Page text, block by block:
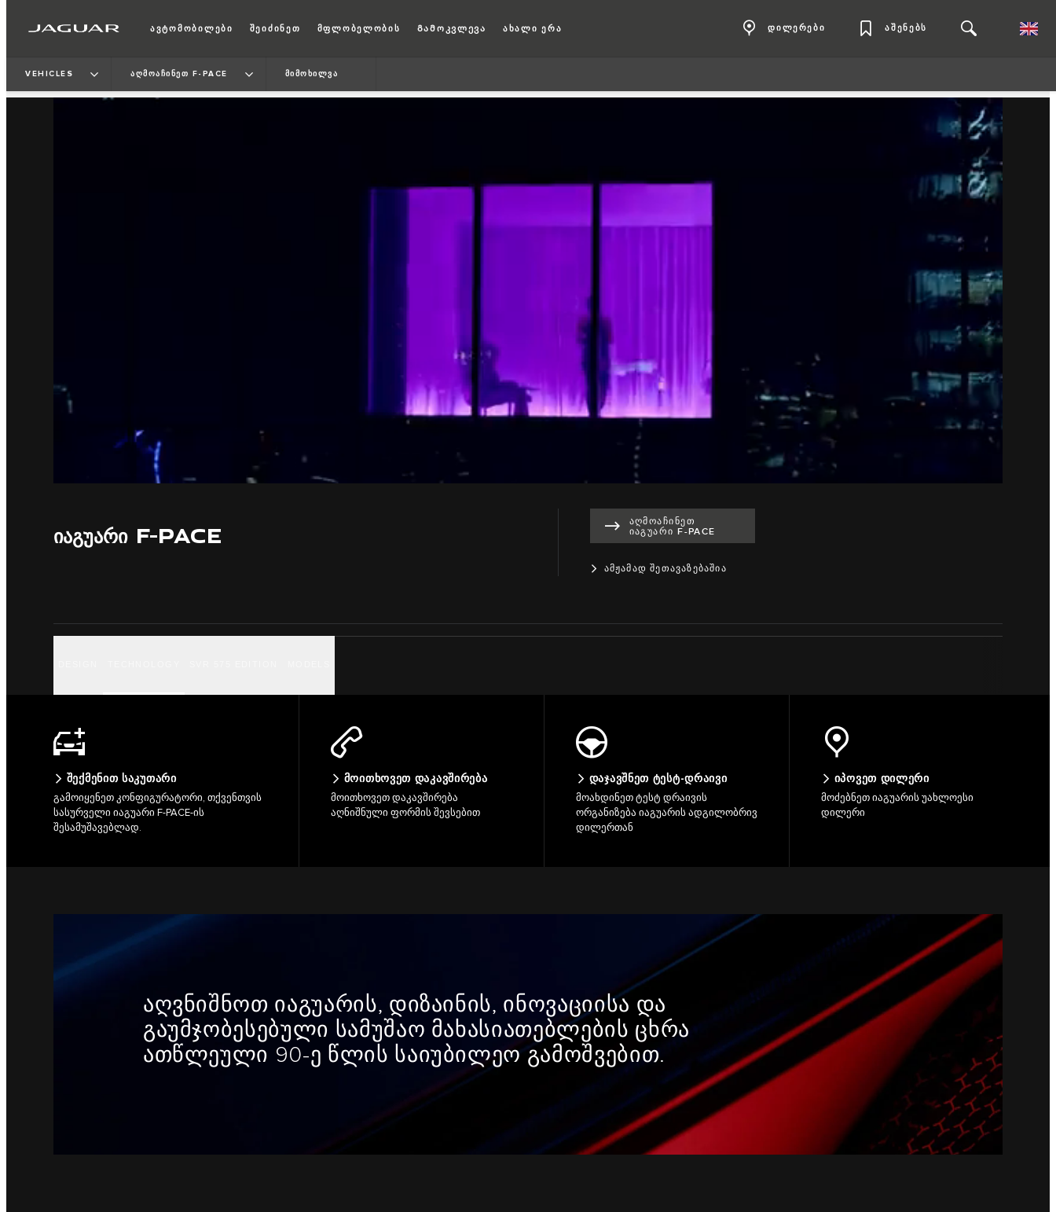
ავტომობილები შეიძინეთ მფლობელობის Გამოკვლევა ახალი ერა დილერები აშენებს
VEHICLES ᲐᲦᲛᲝᲐᲩᲘᲜᲔᲗ F-PACE ᲛᲘᲛᲝᲮᲘᲚᲕᲐ
ᲘᲐᲒᲣᲐᲠᲘ F-PACE
ᲐᲦᲛᲝᲐᲩᲘᲜᲔᲗ
ᲘᲐᲒᲣᲐᲠᲘ F-PACE
ᲐᲛᲟᲐᲛᲐᲓ ᲨᲔᲗᲐᲕᲐᲖᲔᲑᲐᲨᲘᲐ
ᲨᲔᲥᲛᲔᲜᲘᲗ ᲡᲐᲙᲣᲗᲐᲠᲘ
გამოიყენეთ კონფიგურატორი, თქვენთვის
სასურველი იაგუარი F-PACE-ის
შესამუშავებლად.
ᲛᲝᲘᲗᲮᲝᲕᲔᲗ ᲓᲐᲙᲐᲕᲨᲘᲠᲔᲑᲐ
მოითხოვეთ დაკავშირება
აღნიშნული ფორმის შევსებით
ᲓᲐᲯᲐᲕᲨᲜᲔᲗ ᲢᲔᲡᲢ-ᲓᲠᲐᲘᲕᲘ
მოახდინეთ ტესტ დრაივის
ორგანიზება იაგუარის ადგილობრივ
დილერთან
ᲘᲞᲝᲕᲔᲗ ᲓᲘᲚᲔᲠᲘ
მოძებნეთ იაგუარის უახლოესი
დილერი
აღვნიშნოთ იაგუარის, დიზაინის, ინოვაციისა და
გაუმჯობესებული სამუშაო მახასიათებლების ცხრა
ათწლეული 90-ე წლის საიუბილეო გამოშვებით.